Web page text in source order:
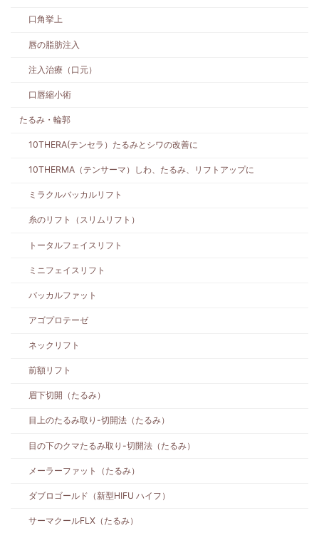
口角挙上
唇の脂肪注入
注入治療（口元）
口唇縮小術
たるみ・輪郭
10THERA(テンセラ）たるみとシワの改善に
10THERMA（テンサーマ）しわ、たるみ、リフトアップに
ミラクルバッカルリフト
糸のリフト（スリムリフト）
トータルフェイスリフト
ミニフェイスリフト
バッカルファット
アゴプロテーゼ
ネックリフト
前額リフト
眉下切開（たるみ）
目上のたるみ取り-切開法（たるみ）
目の下のクマたるみ取り-切開法（たるみ）
メーラーファット（たるみ）
ダブロゴールド（新型HIFU ハイフ）
サーマクールFLX（たるみ）